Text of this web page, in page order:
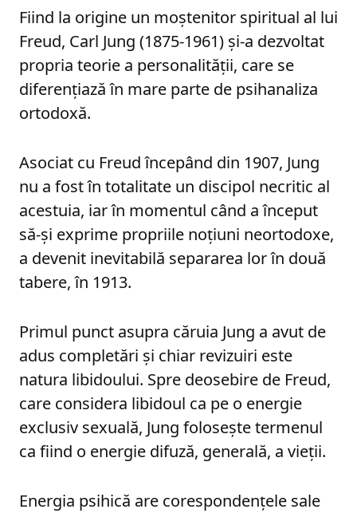
Fiind la origine un moștenitor spiritual al lui
Freud, Carl Jung (1875-1961) și-a dezvoltat
propria teorie a personalității, care se
diferențiază în mare parte de psihanaliza
ortodoxă.
Asociat cu Freud începând din 1907, Jung
nu a fost în totalitate un discipol necritic al
acestuia, iar în momentul când a început
să-și exprime propriile noțiuni neortodoxe,
a devenit inevitabilă separarea lor în două
tabere, în 1913.
Primul punct asupra căruia Jung a avut de
adus completări și chiar revizuiri este
natura libidoului. Spre deosebire de Freud,
care considera libidoul ca pe o energie
exclusiv sexuală, Jung folosește termenul
ca fiind o energie difuză, generală, a vieții.
Energia psihică are corespondențele sale